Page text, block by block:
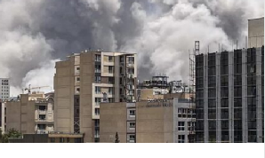
ي
د
إ
ل
ت